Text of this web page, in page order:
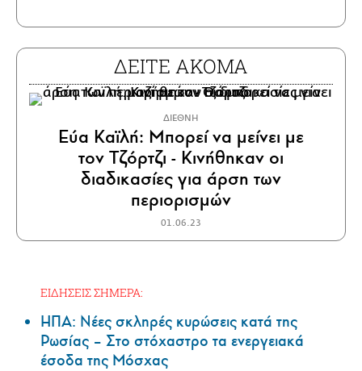
ΔΕΙΤΕ ΑΚΟΜΑ
ΔΙΕΘΝΗ
Εύα Καϊλή: Μπορεί να μείνει με
τον Τζόρτζι - Κινήθηκαν οι
διαδικασίες για άρση των
περιορισμών
01.06.23
ΕΙΔΗΣΕΙΣ ΣΗΜΕΡΑ:
ΗΠΑ: Nέες σκληρές κυρώσεις κατά της
Ρωσίας – Στο στόχαστρο τα ενεργειακά
έσοδα της Μόσχας